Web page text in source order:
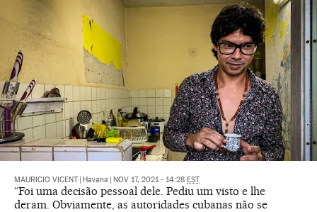
MAURICIO VICENT Havana NOV 17, 2021 - 14:28 EST
“Foi uma decisão pessoal dele. Pediu um visto e lhe
deram. Obviamente, as autoridades cubanas não se